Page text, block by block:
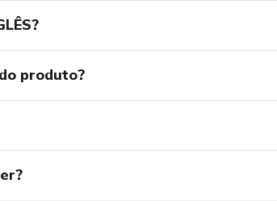
produto?